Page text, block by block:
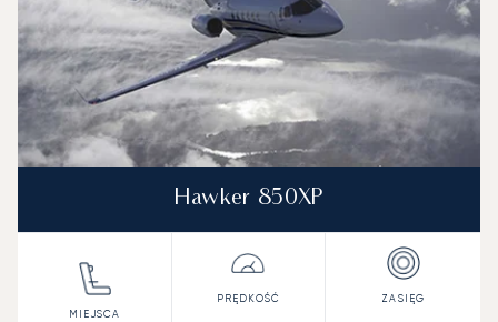
Hawker 850XP